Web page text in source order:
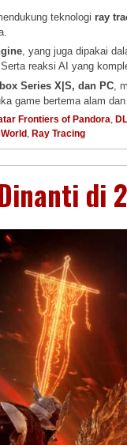
teknologi ray
, yang juga dipakai
reaksi AI yang
Series X|S, dan PC ,
game bertema alam
Frontiers of Pandora
Ray Tracing
di